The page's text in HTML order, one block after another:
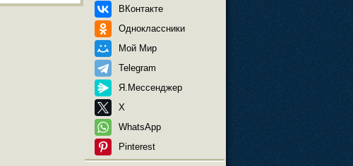
ВКонтакте
Одноклассники
Мой Мир
Telegram
Я.Мессенджер
X
WhatsApp
Pinterest